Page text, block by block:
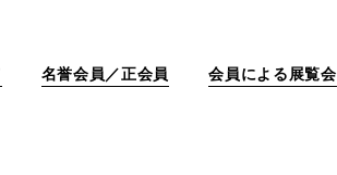
名誉会員／正会員 会員による展覧会